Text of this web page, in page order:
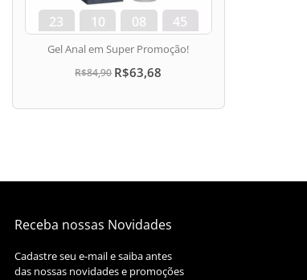
23
dias
10
hora
08
min
44
seg
Gel Anal em Super Promoção!
R$84,90 R$63,68
Receba nossas Novidades
Cadastre seu e-mail e saiba antes
das nossas novidades e promoções